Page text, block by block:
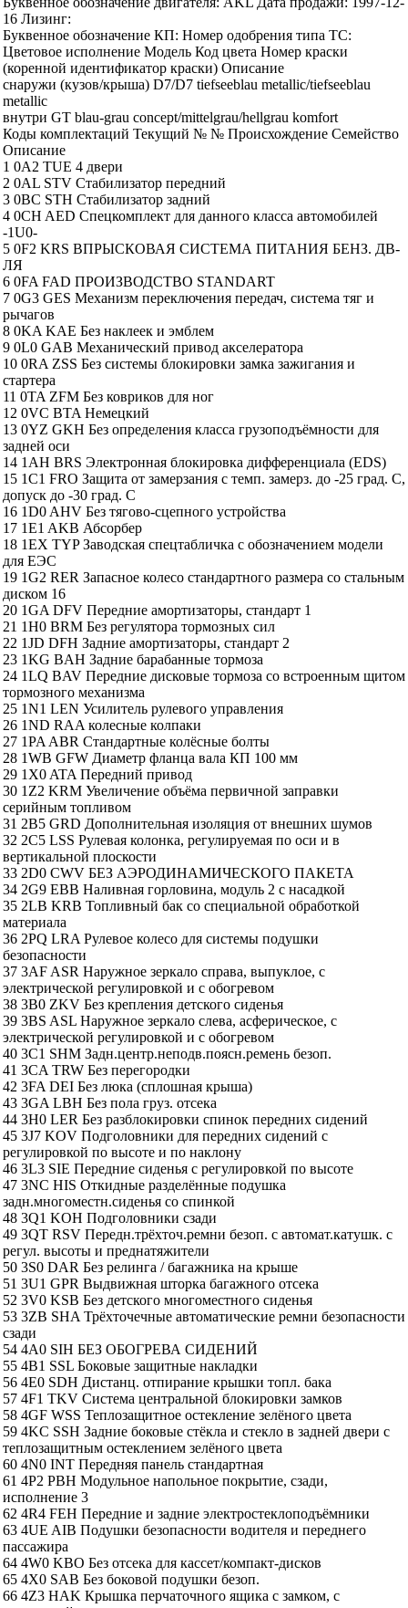
16 Лизинг:
Буквенное обозначение КП: Номер одобрения типа ТС:
Цветовое исполнение Модель Код цвета Номер краски
(коренной идентификатор краски) Описание
снаружи (кузов/крыша) D7/D7 tiefseeblau metallic/tiefseeblau
metallic
внутри GT blau-grau concept/mittelgrau/hellgrau komfort
Коды комплектаций Текущий № № Происхождение Семейство
Описание
1 0A2 TUE 4 двери
2 0AL STV Стабилизатор передний
3 0BC STH Стабилизатор задний
4 0CH AED Спецкомплект для данного класса автомобилей
-1U0-
5 0F2 KRS ВПРЫСКОВАЯ СИСТЕМА ПИТАНИЯ БЕНЗ. ДВ-
ЛЯ
6 0FA FAD ПРОИЗВОДСТВО STANDART
7 0G3 GES Механизм переключения передач, система тяг и
рычагов
8 0KA KAE Без наклеек и эмблем
9 0L0 GAB Механический привод акселератора
10 0RA ZSS Без системы блокировки замка зажигания и
стартера
11 0TA ZFM Без ковриков для ног
12 0VC BTA Немецкий
13 0YZ GKH Без определения класса грузоподъёмности для
задней оси
14 1AH BRS Электронная блокировка дифференциала (EDS)
15 1C1 FRO Защита от замерзания с темп. замерз. до -25 град. С,
допуск до -30 град. С
16 1D0 AHV Без тягово-сцепного устройства
17 1E1 AKB Абсорбер
18 1EX TYP Заводская спецтабличка с обозначением модели
для ЕЭС
19 1G2 RER Запасное колесо стандартного размера со стальным
диском 16
20 1GA DFV Передние амортизаторы, стандарт 1
21 1H0 BRM Без регулятора тормозных сил
22 1JD DFH Задние амортизаторы, стандарт 2
23 1KG BAH Задние барабанные тормоза
24 1LQ BAV Передние дисковые тормоза со встроенным щитом
тормозного механизма
25 1N1 LEN Усилитель рулевого управления
26 1ND RAA колесные колпаки
27 1PA ABR Стандартные колёсные болты
28 1WB GFW Диаметр фланца вала КП 100 мм
29 1X0 ATA Передний привод
30 1Z2 KRM Увеличение объёма первичной заправки
серийным топливом
31 2B5 GRD Дополнительная изоляция от внешних шумов
32 2C5 LSS Рулевая колонка, регулируемая по оси и в
вертикальной плоскости
33 2D0 CWV БЕЗ АЭРОДИНАМИЧЕСКОГО ПАКЕТА
34 2G9 EBB Наливная горловина, модуль 2 с насадкой
35 2LB KRB Топливный бак со специальной обработкой
материала
36 2PQ LRA Рулевое колесо для системы подушки
безопасности
37 3AF ASR Наружное зеркало справа, выпуклое, с
электрической регулировкой и с обогревом
38 3B0 ZKV Без крепления детского сиденья
39 3BS ASL Наружное зеркало слева, асферическое, с
электрической регулировкой и с обогревом
40 3C1 SHM Задн.центр.неподв.поясн.ремень безоп.
41 3CA TRW Без перегородки
42 3FA DEI Без люка (сплошная крыша)
43 3GA LBH Без пола груз. отсека
44 3H0 LER Без разблокировки спинок передних сидений
45 3J7 KOV Подголовники для передних сидений с
регулировкой по высоте и по наклону
46 3L3 SIE Передние сиденья с регулировкой по высоте
47 3NC HIS Откидные разделённые подушка
задн.многоместн.сиденья со спинкой
48 3Q1 KOH Подголовники сзади
49 3QT RSV Передн.трёхточ.ремни безоп. с автомат.катушк. с
регул. высоты и преднатяжители
50 3S0 DAR Без релинга / багажника на крыше
51 3U1 GPR Выдвижная шторка багажного отсека
52 3V0 KSB Без детского многоместного сиденья
53 3ZB SHA Трёхточечные автоматические ремни безопасности
сзади
54 4A0 SIH БЕЗ ОБОГРЕВА СИДЕНИЙ
55 4B1 SSL Боковые защитные накладки
56 4E0 SDH Дистанц. отпирание крышки топл. бака
57 4F1 TKV Система центральной блокировки замков
58 4GF WSS Теплозащитное остекление зелёного цвета
59 4KC SSH Задние боковые стёкла и стекло в задней двери с
теплозащитным остеклением зелёного цвета
60 4N0 INT Передняя панель стандартная
61 4P2 PBH Модульное напольное покрытие, сзади,
исполнение 3
62 4R4 FEH Передние и задние электростеклоподъёмники
63 4UE AIB Подушки безопасности водителя и переднего
пассажира
64 4W0 KBO Без отсека для кассет/компакт-дисков
65 4X0 SAB Без боковой подушки безоп.
66 4Z3 HAK Крышка перчаточного ящика с замком, с